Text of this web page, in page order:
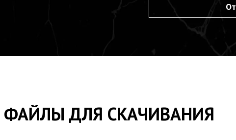
ФАЙЛЫ ДЛЯ СКАЧИВАНИЯ